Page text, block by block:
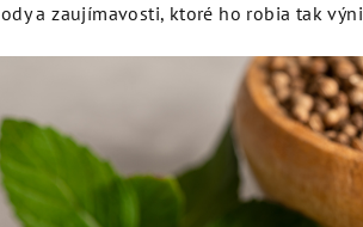
a zaujímavosti, ktoré ho robia tak